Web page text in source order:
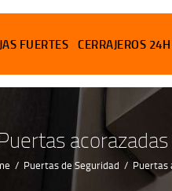
FUERTES CERRAJEROS 24H
Puertas de Seguridad Puertas
FUERTES
CCTV